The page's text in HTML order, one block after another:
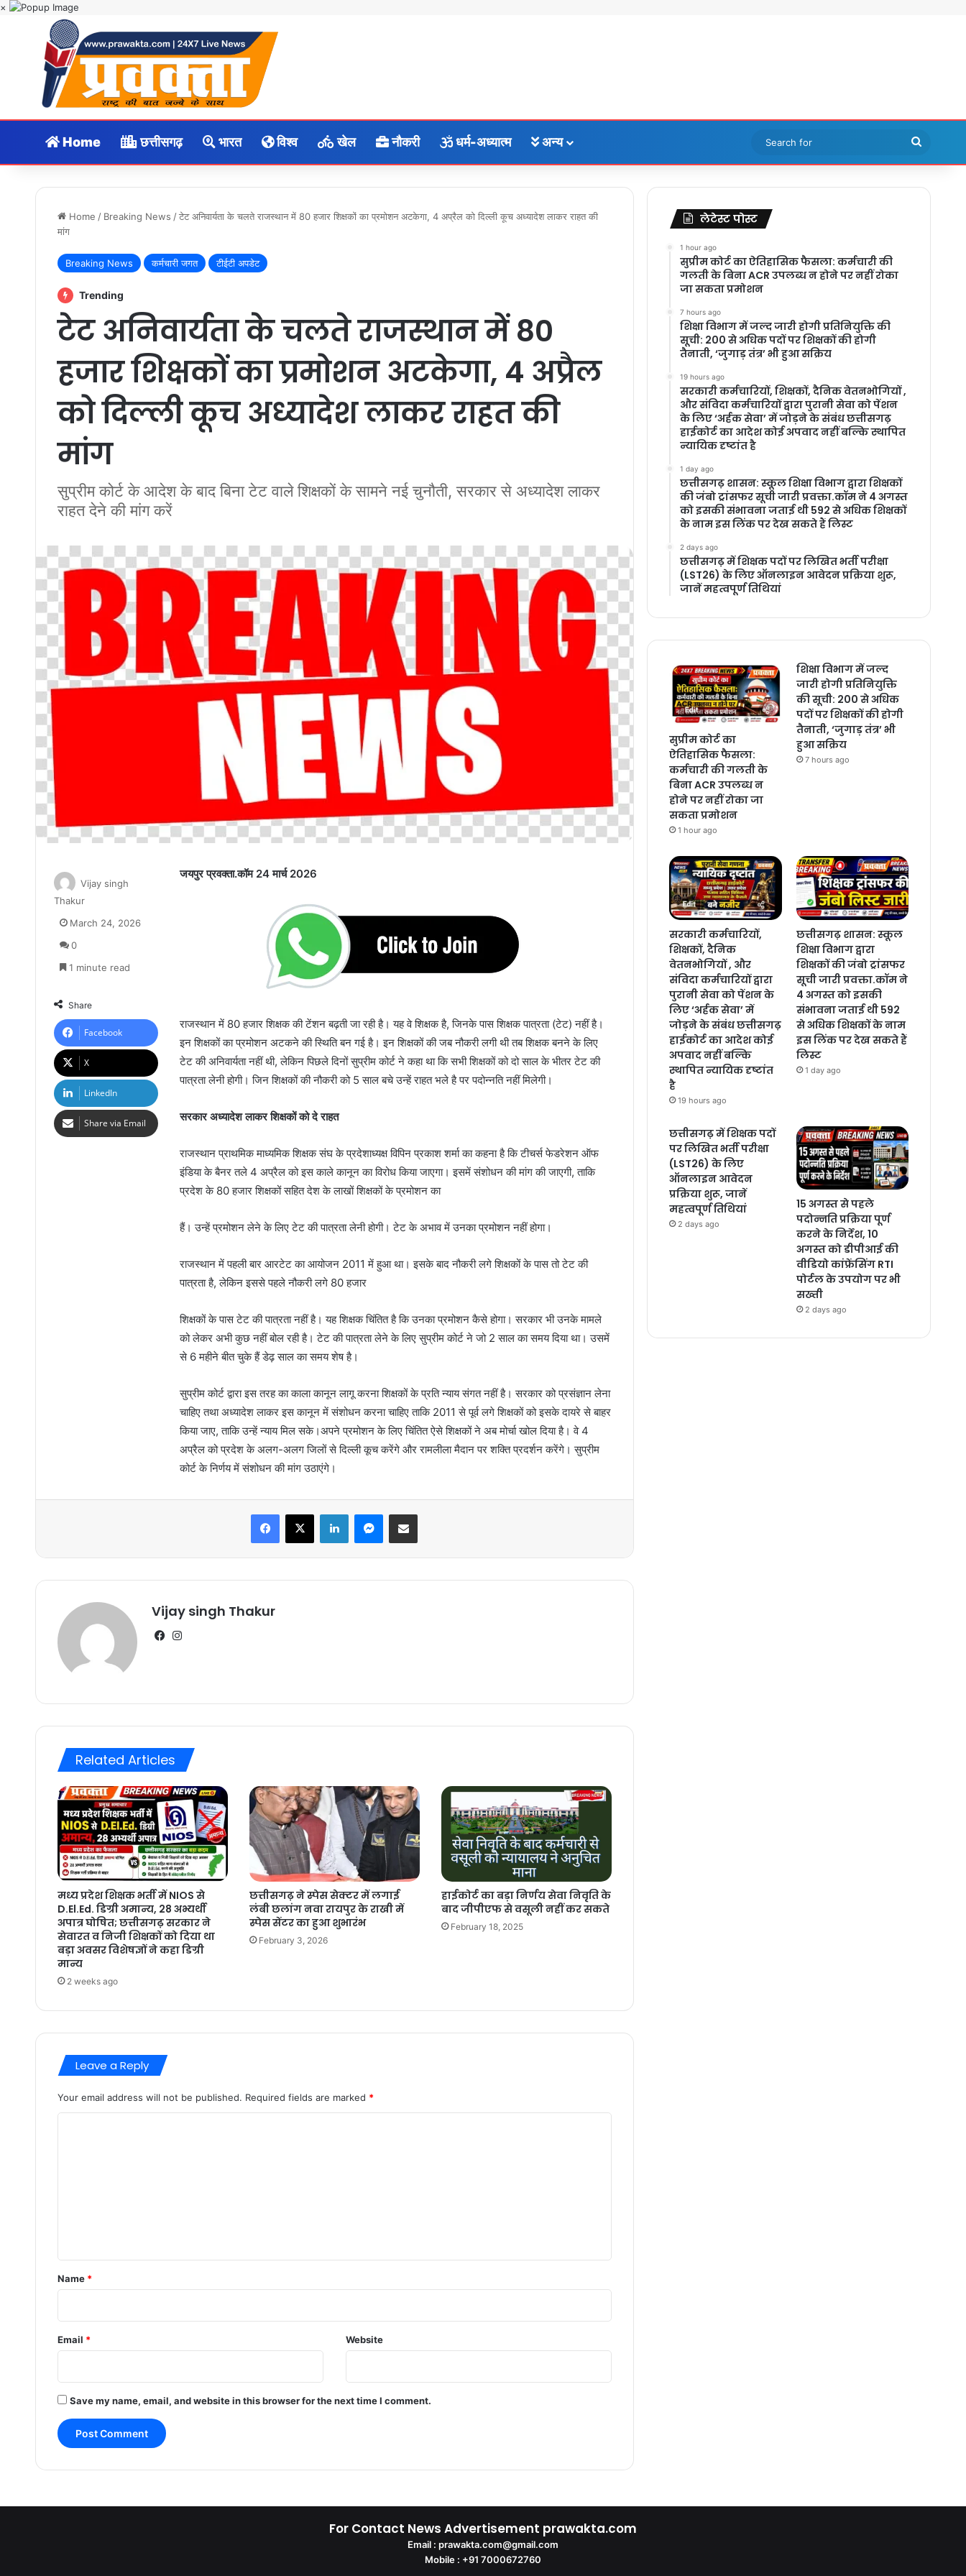
×
Home छत्तीसगढ़ भारत विश्व खेल नौकरी धर्म-अध्यात्म अन्य
Search
for
Home / Breaking News / टेट अनिवार्यता के चलते राजस्थान में 80 हजार शिक्षकों का प्रमोशन अटकेगा, 4 अप्रैल को दिल्ली कूच अध्यादेश लाकर राहत की
मांग
Breaking News कर्मचारी जगत टीईटी अपडेट
Trending
टेट अनिवार्यता के चलते राजस्थान में 80
हजार शिक्षकों का प्रमोशन अटकेगा, 4 अप्रैल
को दिल्ली कूच अध्यादेश लाकर राहत की
मांग
सुप्रीम कोर्ट के आदेश के बाद बिना टेट वाले शिक्षकों के सामने नई चुनौती, सरकार से अध्यादेश लाकर
राहत देने की मांग करें
जयपुर प्रवक्ता.कॉम 24 मार्च 2026
राजस्थान में 80 हजार शिक्षक की टेंशन बढ़ती जा रही है। यह वे शिक्षक है, जिनके पास शिक्षक पात्रता (टेट) नहीं है।
इन शिक्षकों का प्रमोशन अटकने की स्थिति बन गई है। इन शिक्षकों की जब नौकरी लगी थी तब शिक्षक बनने के लिए
टेट की अनिवार्यता नहीं थी, लेकिन पिछले दिनों सुप्रीम कोर्ट ने कहा था कि सभी शिक्षकों को दो साल के भीतर टेट की
पात्रता लेनी होगी। जिन शिक्षकों की नौकरी को 5 साल बचे उन्हें राहत भले है पर पदोन्नति नहीं मिलेगी।
सरकार अध्यादेश लाकर शिक्षकों को दे राहत
राजस्थान प्राथमिक माध्यमिक शिक्षक संघ के प्रदेशाध्यक्ष विपिन प्रकाश शर्मा का कहना है कि टीचर्स फेडरेशन ऑफ
इंडिया के बैनर तले 4 अप्रैल को इस काले कानून का विरोध किया जाएगा। इसमें संशोधन की मांग की जाएगी, ताकि
प्रदेश के 80 हजार शिक्षकों सहित देश के लाखों शिक्षकों के प्रमोशन का
हैं। उन्हें प्रमोशन लेने के लिए टेट की पात्रता लेनी होगी। टेट के अभाव में उनका प्रमोशन नहीं होगा।
राजस्थान में पहली बार आरटेट का आयोजन 2011 में हुआ था। इसके बाद नौकरी लगे शिक्षकों के पास तो टेट की
पात्रता है, लेकिन इससे पहले नौकरी लगे 80 हजार
शिक्षकों के पास टेट की पात्रता नहीं है। यह शिक्षक चिंतित है कि उनका प्रमोशन कैसे होगा। सरकार भी उनके मामले
को लेकर अभी कुछ नहीं बोल रही है। टेट की पात्रता लेने के लिए सुप्रीम कोर्ट ने जो 2 साल का समय दिया था। उसमें
से 6 महीने बीत चुके हैं डेढ़ साल का समय शेष है।
सुप्रीम कोर्ट द्वारा इस तरह का काला कानून लागू करना शिक्षकों के प्रति न्याय संगत नहीं है। सरकार को प्रसंज्ञान लेना
चाहिए तथा अध्यादेश लाकर इस कानून में संशोधन करना चाहिए ताकि 2011 से पूर्व लगे शिक्षकों को इसके दायरे से बाहर
किया जाए, ताकि उन्हें न्याय मिल सके।अपने प्रमोशन के लिए चिंतित ऐसे शिक्षकों ने अब मोर्चा खोल दिया है। वे 4
अप्रैल को प्रदेश के अलग-अलग जिलों से दिल्ली कूच करेंगे और रामलीला मैदान पर शक्ति प्रदर्शन करेंगे। सुप्रीम
कोर्ट के निर्णय में संशोधन की मांग उठाएंगे।
Vijay singh
Thakur
March 24, 2026
0
1 minute read
Share
Facebook
X
LinkedIn
Share via Email
Facebook
X LinkedInMessenger
Share via Email
Vijay singh Thakur
Facebook
Related Articles
मध्य प्रदेश शिक्षक भर्ती में NIOS से
D.El.Ed. डिग्री अमान्य, 28 अभ्यर्थी
अपात्र घोषित; छत्तीसगढ़ सरकार ने
सेवारत व निजी शिक्षकों को दिया था
बड़ा अवसर विशेषज्ञों ने कहा डिग्री
मान्य
2 weeks ago
छत्तीसगढ़ ने स्पेस सेक्टर में लगाई
लंबी छलांग नवा रायपुर के राखी में
स्पेस सेंटर का हुआ शुभारंभ
February 3, 2026
हाईकोर्ट का बड़ा निर्णय सेवा निवृति के
बाद जीपीएफ से वसूली नहीं कर सकते
February 18, 2025
Leave a Reply
Your email address will not be published. Required fields are marked *
*
Name *
Email * Website
Save my name, email, and website in this browser for the next time I comment.
लेटेस्ट पोस्ट
1 hour ago
सुप्रीम कोर्ट का ऐतिहासिक फैसला: कर्मचारी की
गलती के बिना ACR उपलब्ध न होने पर नहीं रोका
जा सकता प्रमोशन
7 hours ago
शिक्षा विभाग में जल्द जारी होगी प्रतिनियुक्ति की
सूची: 200 से अधिक पदों पर शिक्षकों की होगी
तैनाती, ‘जुगाड़ तंत्र’ भी हुआ सक्रिय
19 hours ago
सरकारी कर्मचारियों, शिक्षकों, दैनिक वेतनभोगियों ,
और संविदा कर्मचारियों द्वारा पुरानी सेवा को पेंशन
के लिए ‘अर्हक सेवा’ में जोड़ने के संबंध छत्तीसगढ़
हाईकोर्ट का आदेश कोई अपवाद नहीं बल्कि स्थापित
न्यायिक दृष्टांत है
1 day ago
छत्तीसगढ़ शासन: स्कूल शिक्षा विभाग द्वारा शिक्षकों
की जंबो ट्रांसफर सूची जारी प्रवक्ता.कॉम ने 4 अगस्त
को इसकी संभावना जताई थी 592 से अधिक शिक्षकों
के नाम इस लिंक पर देख सकते हैं लिस्ट
2 days ago
छत्तीसगढ़ में शिक्षक पदों पर लिखित भर्ती परीक्षा
(LST26) के लिए ऑनलाइन आवेदन प्रक्रिया शुरू,
जानें महत्वपूर्ण तिथियां
सुप्रीम कोर्ट का
ऐतिहासिक फैसला:
कर्मचारी की गलती के
बिना ACR उपलब्ध न
होने पर नहीं रोका जा
सकता प्रमोशन
1 hour ago
शिक्षा विभाग में जल्द
जारी होगी प्रतिनियुक्ति
की सूची: 200 से अधिक
पदों पर शिक्षकों की होगी
तैनाती, ‘जुगाड़ तंत्र’ भी
हुआ सक्रिय
7 hours ago
सरकारी कर्मचारियों,
शिक्षकों, दैनिक
वेतनभोगियों , और
संविदा कर्मचारियों द्वारा
पुरानी सेवा को पेंशन के
लिए ‘अर्हक सेवा’ में
जोड़ने के संबंध छत्तीसगढ़
हाईकोर्ट का आदेश कोई
अपवाद नहीं बल्कि
स्थापित न्यायिक दृष्टांत
है
19 hours ago
छत्तीसगढ़ शासन: स्कूल
शिक्षा विभाग द्वारा
शिक्षकों की जंबो ट्रांसफर
सूची जारी प्रवक्ता.कॉम ने
4 अगस्त को इसकी
संभावना जताई थी 592
से अधिक शिक्षकों के नाम
इस लिंक पर देख सकते हैं
लिस्ट
1 day ago
छत्तीसगढ़ में शिक्षक पदों
पर लिखित भर्ती परीक्षा
(LST26) के लिए
ऑनलाइन आवेदन
प्रक्रिया शुरू, जानें
महत्वपूर्ण तिथियां
2 days ago
15 अगस्त से पहले
पदोन्नति प्रक्रिया पूर्ण
करने के निर्देश, 10
अगस्त को डीपीआई की
वीडियो कांफ्रेंसिंग RTI
पोर्टल के उपयोग पर भी
सख्ती
2 days ago
For Contact News Advertisement prawakta.com
Email : prawakta.com@gmail.com
Mobile : +91 7000672760